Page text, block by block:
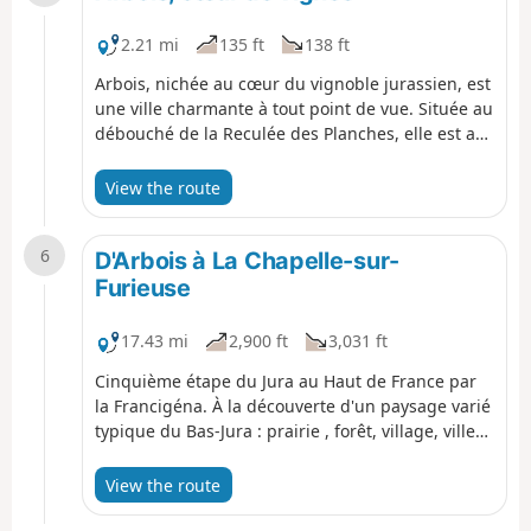
découvrez une ville charmante à tous points de
vue : la pierre jaune-ocre du vieux bourg qui lui
confère un caractère atypique, propice à la
flânerie, et la gastronomie.
2.21 mi 135 ft
138 ft
Arbois, nichée au cœur du vignoble jurassien, est
une ville charmante à tout point de vue. Située au
débouché de la Reculée des Planches, elle est au
au milieu des vignes. Cité emblématique du Jura,
elle est un incontournable pour tous les touristes
View the route
6
D'Arbois à La Chapelle-sur-
Furieuse
17.43 mi 2,900 ft
3,031 ft
Cinquième étape du Jura au Haut de France par
la Francigéna. À la découverte d'un paysage varié
typique du Bas-Jura : prairie , forêt, village, ville
de la Furieuse.Ensuite vous partirez à la
découverte d'une terre marquée par sept
View the route